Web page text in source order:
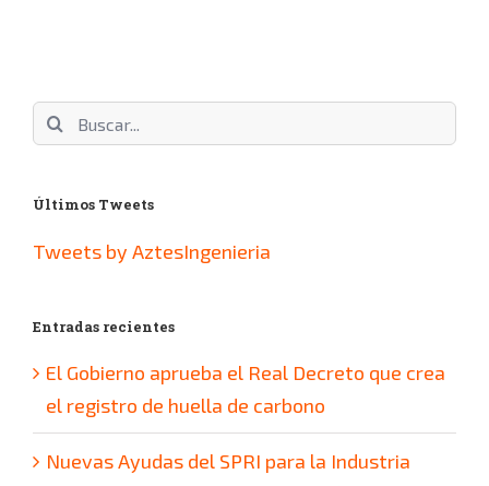
Buscar:
Últimos Tweets
Tweets by AztesIngenieria
Entradas recientes
El Gobierno aprueba el Real Decreto que crea
el registro de huella de carbono
Nuevas Ayudas del SPRI para la Industria